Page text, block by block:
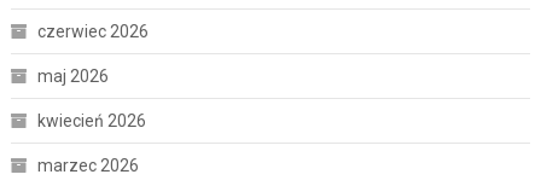
czerwiec 2026
maj 2026
kwiecień 2026
marzec 2026